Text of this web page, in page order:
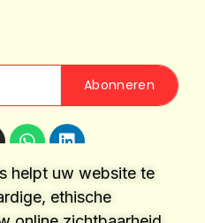
Abonneren
helpt uw website te
ethische